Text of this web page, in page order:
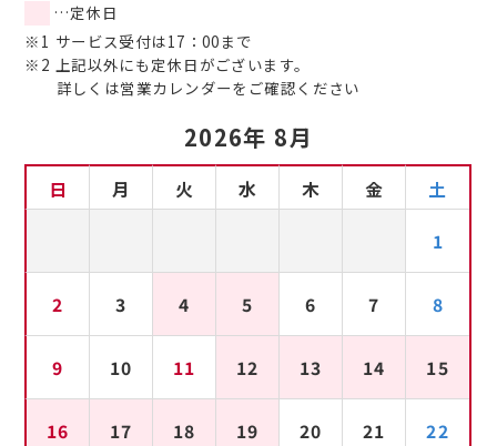
…定休日
※1 サービス受付は17：00まで
※2 上記以外にも定休日がございます。
詳しくは営業カレンダーをご確認ください
2026年 8月
日 月 火 水 木 金 土
1
2 3 4 5 6 7 8
9 10 11 12 13 14 15
16 17 18 19 20 21 22